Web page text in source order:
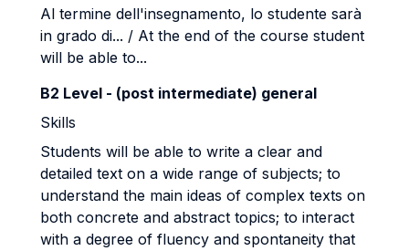
Al termine dell'insegnamento, lo studente sarà
in grado di... / At the end of the course student
will be able to...
B2 Level - (post intermediate) general
Skills
Students will be able to write a clear and
detailed text on a wide range of subjects; to
understand the main ideas of complex texts on
both concrete and abstract topics; to interact
with a degree of fluency and spontaneity that